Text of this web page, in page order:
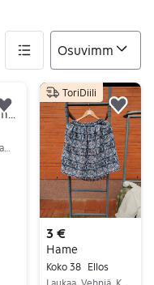
suodatin
Lisää suosikiksi.
3 €
Hame
Koko 38
Ellos
Laukaa, Vehniä, Keski-Suomi
ToriDiili